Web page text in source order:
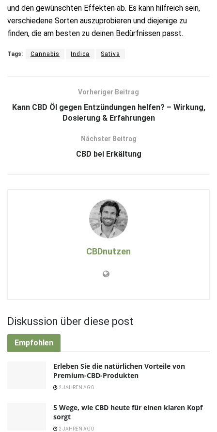
und den gewünschten Effekten ab. Es kann hilfreich sein,
verschiedene Sorten auszuprobieren und diejenige zu
finden, die am besten zu deinen Bedürfnissen passt.
Tags: Cannabis Indica Sativa
Vorheriger Beitrag
Kann CBD Öl gegen Entzündungen helfen? – Wirkung,
Dosierung & Erfahrungen
Nächster Beitrag
CBD bei Erkältung
CBDnutzen
Diskussion über diese post
Empfohlen
Erleben Sie die natürlichen Vorteile von
Premium-CBD-Produkten
2 JAHREN AGO
5 Wege, wie CBD heute für einen klaren Kopf
sorgt
2 JAHREN AGO